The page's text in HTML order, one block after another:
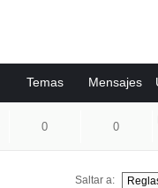
Temas Mensajes
0 0
Saltar a: